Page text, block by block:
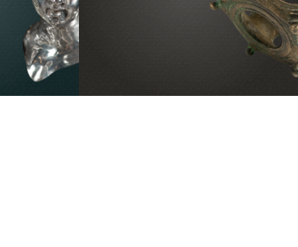
CONTACT
Le Grand Curtius
Féronstrée, 136 - 4000 Liège